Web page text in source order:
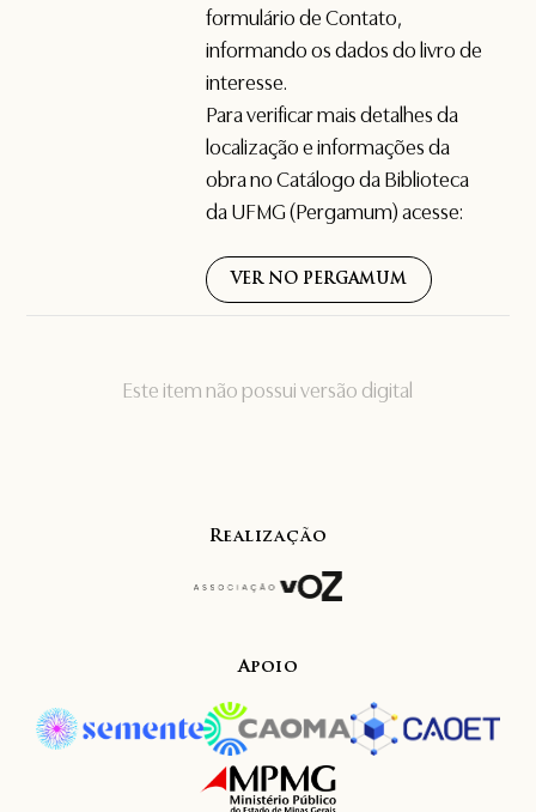
Este item não possui versão digital
formulário deContato,
informando os dados do livro de
interesse.
Para verificar mais detalhes da
localização e informações da
obra no Catálogo da Biblioteca
da UFMG (Pergamum) acesse:
VER NO PERGAMUM
Realização
Apoio